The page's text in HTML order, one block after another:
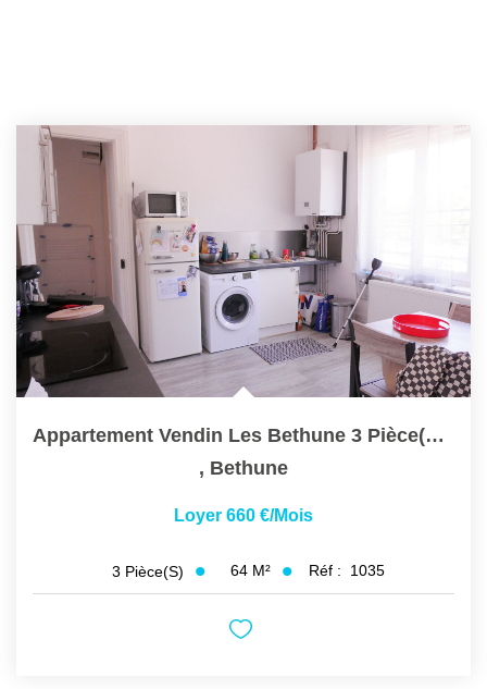
Appartement Vendin Les Bethune 3 Pièce(s) 64 M2
, Bethune
Loyer 660 €/mois
3 Pièce(s) 64 M² Réf : 1035